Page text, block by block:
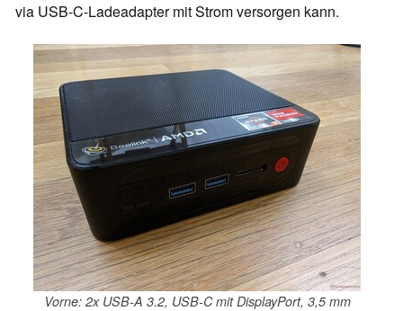
via USB-C-Ladeadapter mit Strom versorgen kann.
Vorne: 2x USB-A 3.2, USB-C mit DisplayPort, 3,5 mm